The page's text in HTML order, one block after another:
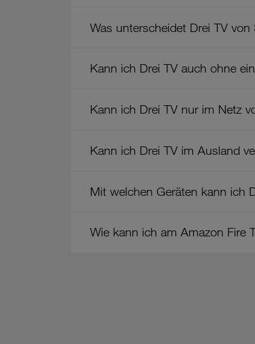
Was unterscheidet Drei TV von
Kann ich Drei TV auch ohne
Kann ich Drei TV nur im Netz
Kann ich Drei TV im Ausland
Mit welchen Geräten kann ich
Wie kann ich am Amazon Fire